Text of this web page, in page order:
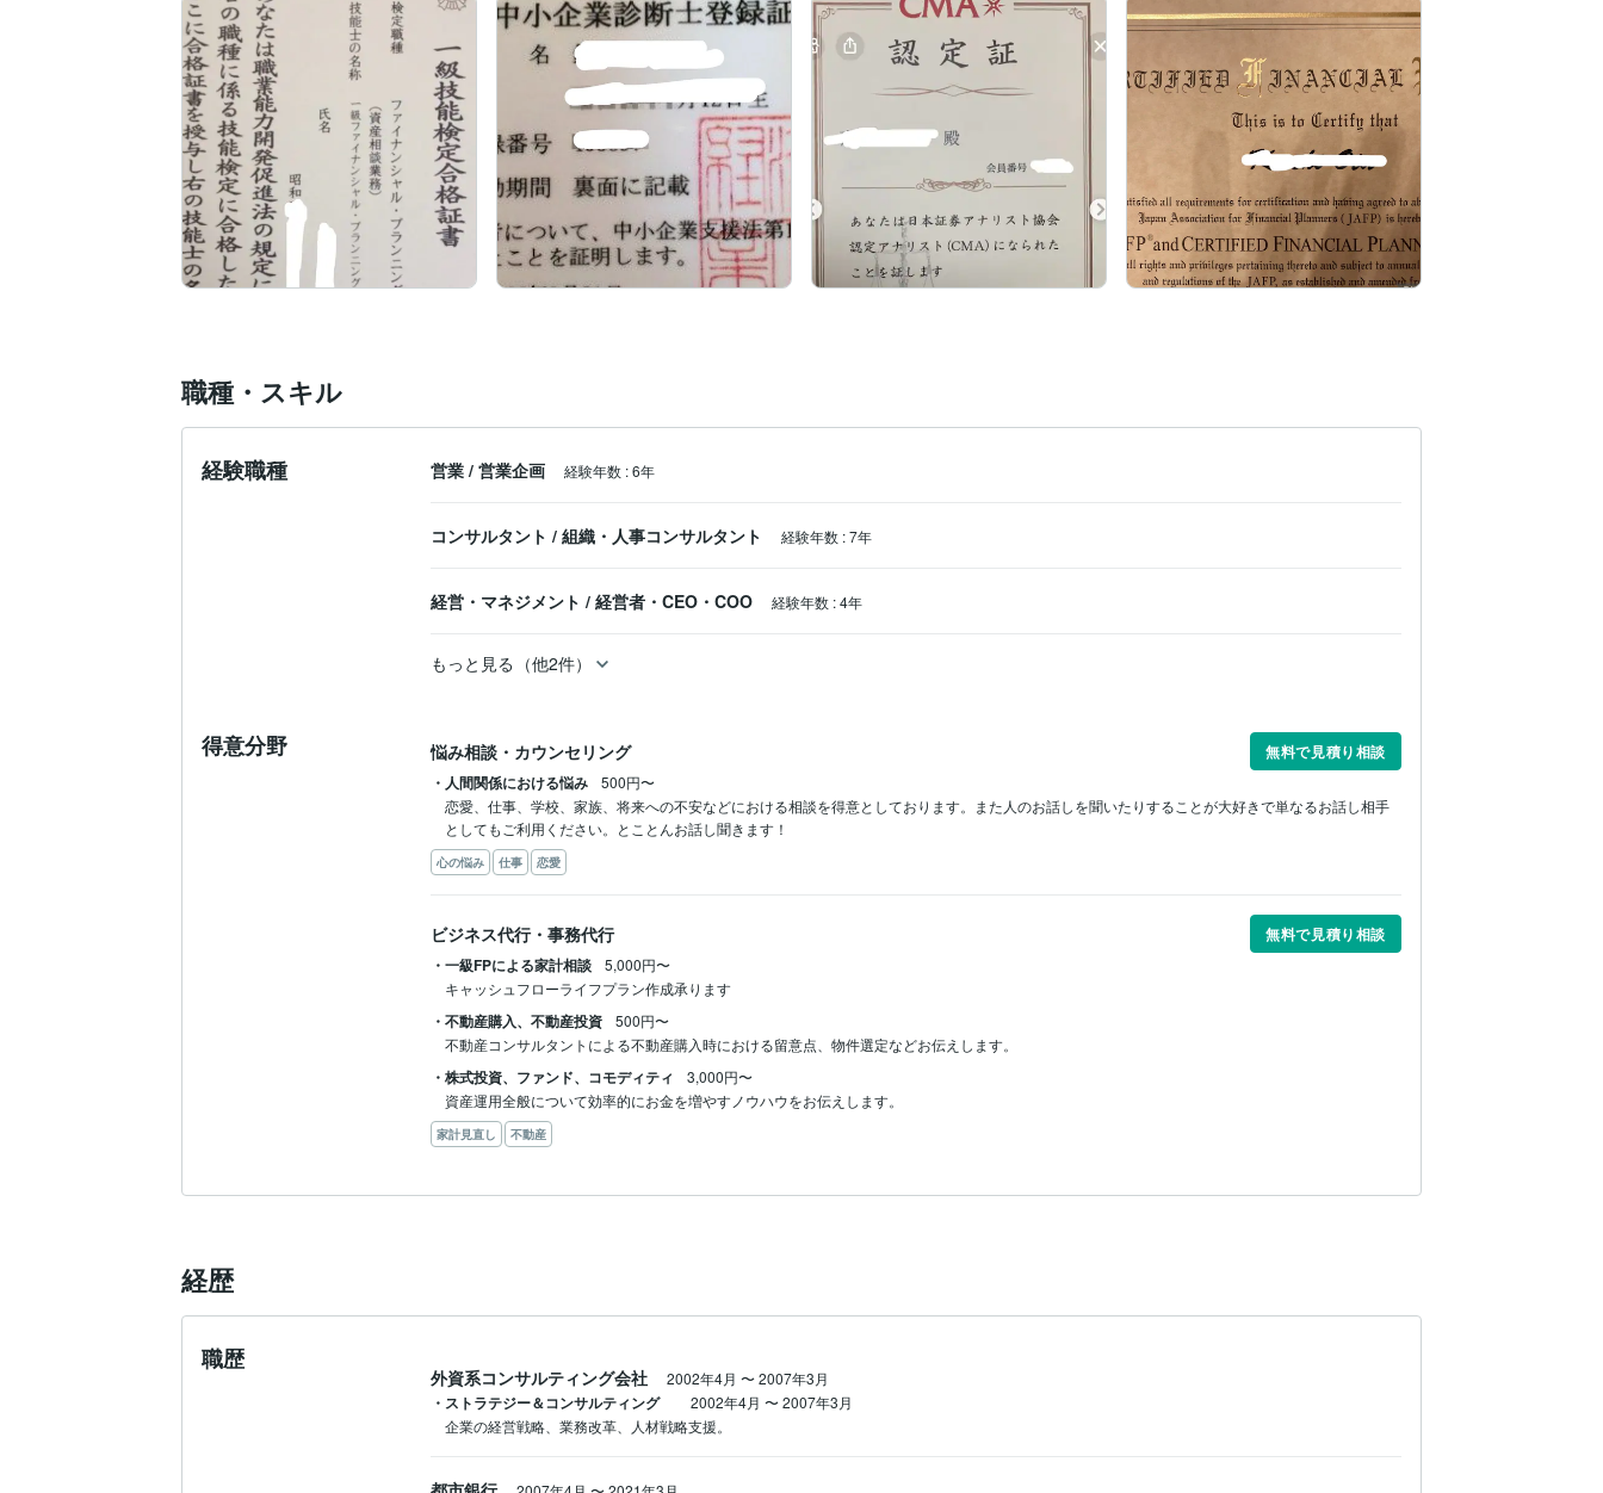
職種・スキル
経験職種 営業 / 営業企画 経験年数 :6年
コンサルタント / 組織・人事コンサルタント 経験年数 :7年
経営・マネジメント / 経営者・CEO・COO 経験年数 :4年
もっと見る（他2件）
得意分野 悩み相談・カウンセリング
無料で見積り相談
・人間関係における悩み
500円〜
恋愛、仕事、学校、家族、将来への不安などにおける相談を得意としております。また人のお話しを聞いたりすることが大好きで単なるお話し相手
としてもご利用ください。とことんお話し聞きます！
心の悩み 仕事 恋愛
ビジネス代行・事務代行
無料で見積り相談
・一級FPによる家計相談
5,000円〜
キャッシュフローライフプラン作成承ります
・不動産購入、不動産投資
500円〜
不動産コンサルタントによる不動産購入時における留意点、物件選定などお伝えします。
・株式投資、ファンド、コモディティ
3,000円〜
資産運用全般について効率的にお金を増やすノウハウをお伝えします。
家計見直し 不動産
経歴
職歴
外資系コンサルティング会社 2002年4月 〜2007年3月
・ストラテジー＆コンサルティング 2002年4月 〜2007年3月
企業の経営戦略、業務改革、人材戦略支援。